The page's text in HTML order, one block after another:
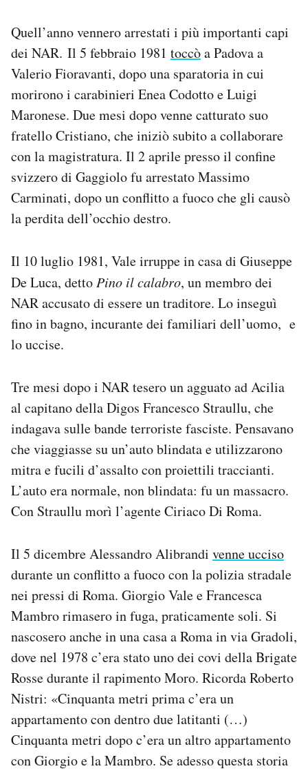
Quell’anno vennero arrestati i più importanti capi
dei NAR. Il 5 febbraio 1981 toccòa Padova a
Valerio Fioravanti, dopo una sparatoria in cui
morirono i carabinieri Enea Codotto e Luigi
Maronese. Due mesi dopo venne catturato suo
fratello Cristiano, che iniziò subito a collaborare
con la magistratura. Il 2 aprile presso il confine
svizzero di Gaggiolo fu arrestato Massimo
Carminati, dopo un conflitto a fuoco che gli causò
la perdita dell’occhio destro.
Il 10 luglio 1981, Vale irruppe in casa di Giuseppe
De Luca, dettoPino il calabro, un membro dei
NAR accusato di essere un traditore. Lo inseguì
fino in bagno, incurante dei familiari dell’uomo, e
lo uccise.
Tre mesi dopo i NAR tesero un agguato ad Acilia
al capitano della Digos Francesco Straullu, che
indagava sulle bande terroriste fasciste. Pensavano
che viaggiasse su un’auto blindata e utilizzarono
mitra e fucili d’assalto con proiettili traccianti.
L’auto era normale, non blindata: fu un massacro.
Con Straullu morì l’agente Ciriaco Di Roma.
Il 5 dicembre Alessandro Alibrandi venne ucciso
durante un conflitto a fuoco con la polizia stradale
nei pressi di Roma. Giorgio Vale e Francesca
Mambro rimasero in fuga, praticamente soli. Si
nascosero anche in una casa a Roma in via Gradoli,
dove nel 1978 c’era stato uno dei covi della Brigate
Rosse durante il rapimento Moro. Ricorda Roberto
Nistri: «Cinquanta metri prima c’era un
appartamento con dentro due latitanti (…)
Cinquanta metri dopo c’era un altro appartamento
con Giorgio e la Mambro. Se adesso questa storia